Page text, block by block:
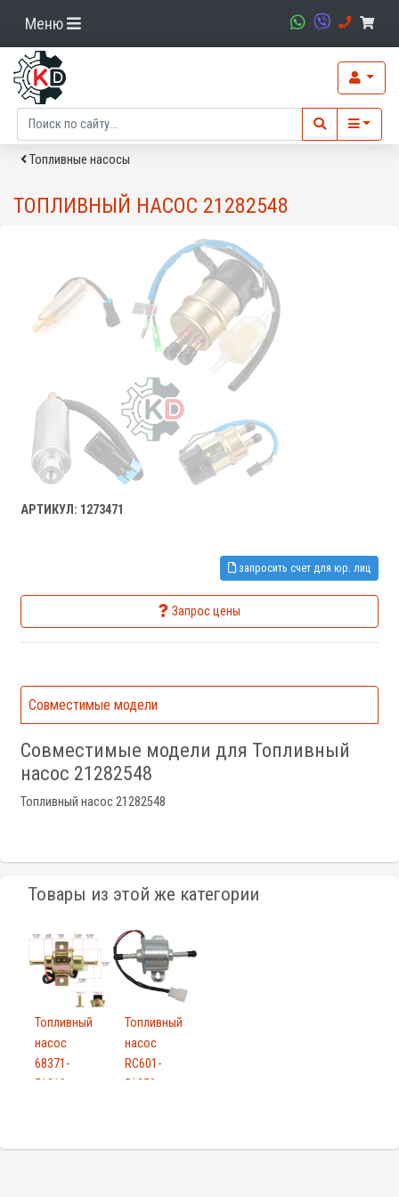
Меню
Топливные насосы
ТОПЛИВНЫЙ НАСОС 21282548
АРТИКУЛ: 1273471
запросить счет для юр. лиц
Запрос цены
Совместимые модели
Совместимые модели для Топливный
насос 21282548
Топливный насос 21282548
Товары из этой же категории
Топливный
насос
68371-
51210
Топливный
насос
RC601-
51350